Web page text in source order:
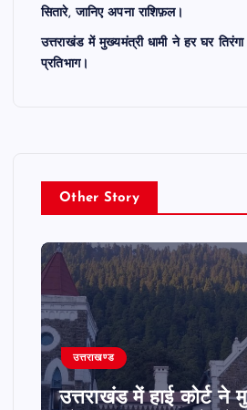
सितारे, जानिए अपना राशिफ़ल।
उत्तराखंड में मुख्यमंत्री धामी ने हर घर तिरंगा
प्रतिभाग।
Other Story
उत्तराखण्ड
उत्तराखंड में हाई कोर्ट ने